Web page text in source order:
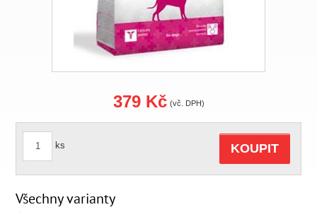
379 Kč (vč. DPH)
ks KOUPIT
Všechny varianty